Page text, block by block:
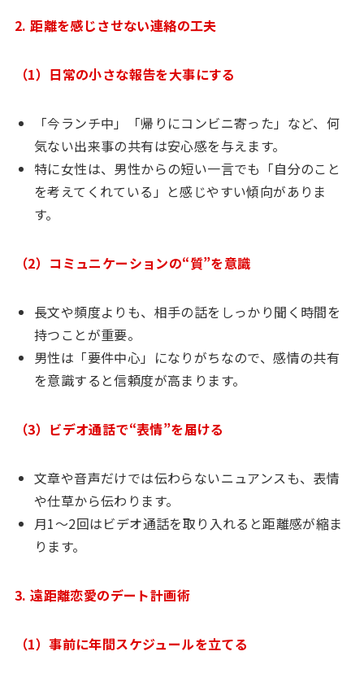
2. 距離を感じさせない連絡の工夫
（1）日常の小さな報告を大事にする
「今ランチ中」「帰りにコンビニ寄った」など、何
気ない出来事の共有は安心感を与えます。
特に女性は、男性からの短い一言でも「自分のこと
を考えてくれている」と感じやすい傾向がありま
す。
（2）コミュニケーションの“質”を意識
長文や頻度よりも、相手の話をしっかり聞く時間を
持つことが重要。
男性は「要件中心」になりがちなので、感情の共有
を意識すると信頼度が高まります。
（3）ビデオ通話で“表情”を届ける
文章や音声だけでは伝わらないニュアンスも、表情
や仕草から伝わります。
月1〜2回はビデオ通話を取り入れると距離感が縮ま
ります。
3. 遠距離恋愛のデート計画術
（1）事前に年間スケジュールを立てる